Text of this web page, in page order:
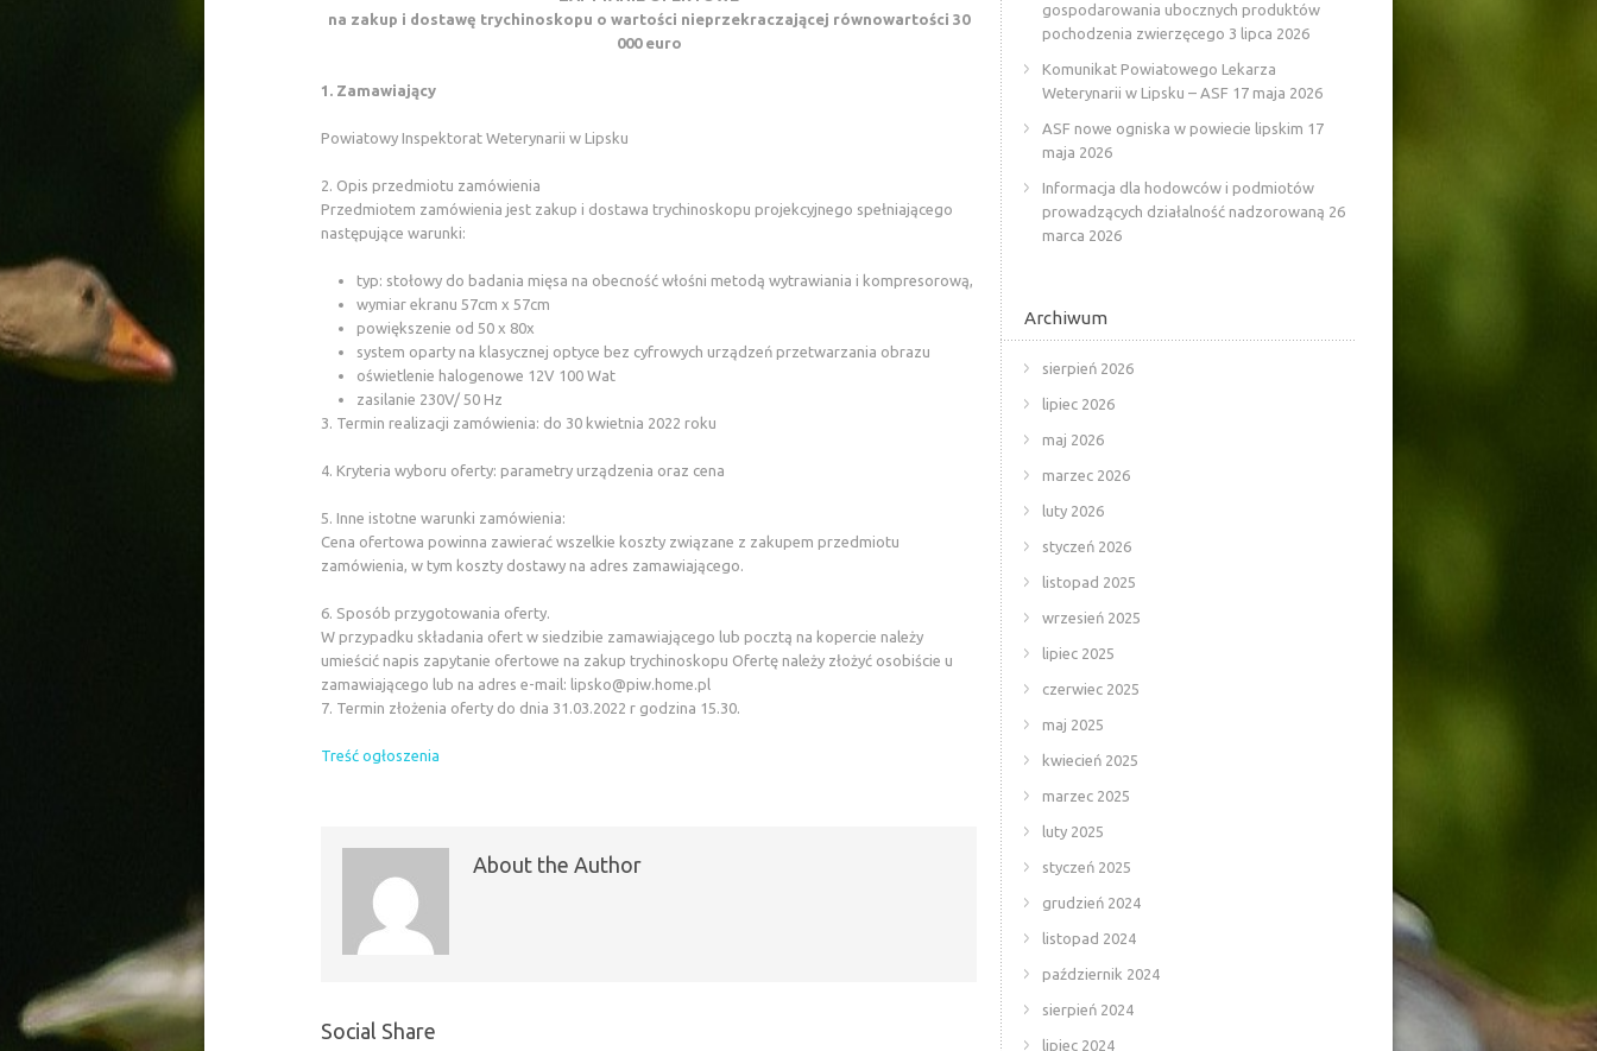
na zakup i dostawę trychinoskopu o wartości nieprzekraczającej równowartości 30
000 euro
1. Zamawiający
Powiatowy Inspektorat Weterynarii w Lipsku
2. Opis przedmiotu zamówienia
Przedmiotem zamówienia jest zakup i dostawa trychinoskopu projekcyjnego spełniającego
następujące warunki:
typ: stołowy do badania mięsa na obecność włośni metodą wytrawiania i kompresorową,
wymiar ekranu 57cm x 57cm
powiększenie od 50 x 80x
system oparty na klasycznej optyce bez cyfrowych urządzeń przetwarzania obrazu
oświetlenie halogenowe 12V 100 Wat
zasilanie 230V/ 50 Hz
3. Termin realizacji zamówienia: do 30 kwietnia 2022 roku
4. Kryteria wyboru oferty: parametry urządzenia oraz cena
5. Inne istotne warunki zamówienia:
Cena ofertowa powinna zawierać wszelkie koszty związane z zakupem przedmiotu
zamówienia, w tym koszty dostawy na adres zamawiającego.
6. Sposób przygotowania oferty.
W przypadku składania ofert w siedzibie zamawiającego lub pocztą na kopercie należy
umieścić napis zapytanie ofertowe na zakup trychinoskopu Ofertę należy złożyć osobiście u
zamawiającego lub na adres e-mail: lipsko@piw.home.pl
7. Termin złożenia oferty do dnia 31.03.2022 r godzina 15.30.
Treść ogłoszenia
About the Author
Social Share
gospodarowania ubocznych produktów
pochodzenia zwierzęcego 3 lipca 2026
Komunikat Powiatowego Lekarza
Weterynarii w Lipsku – ASF 17 maja 2026
ASF nowe ogniska w powiecie lipskim 17
maja 2026
Informacja dla hodowców i podmiotów
prowadzących działalność nadzorowaną 26
marca 2026
Archiwum
sierpień 2026
lipiec 2026
maj 2026
marzec 2026
luty 2026
styczeń 2026
listopad 2025
wrzesień 2025
lipiec 2025
czerwiec 2025
maj 2025
kwiecień 2025
marzec 2025
luty 2025
styczeń 2025
grudzień 2024
listopad 2024
październik 2024
sierpień 2024
lipiec 2024